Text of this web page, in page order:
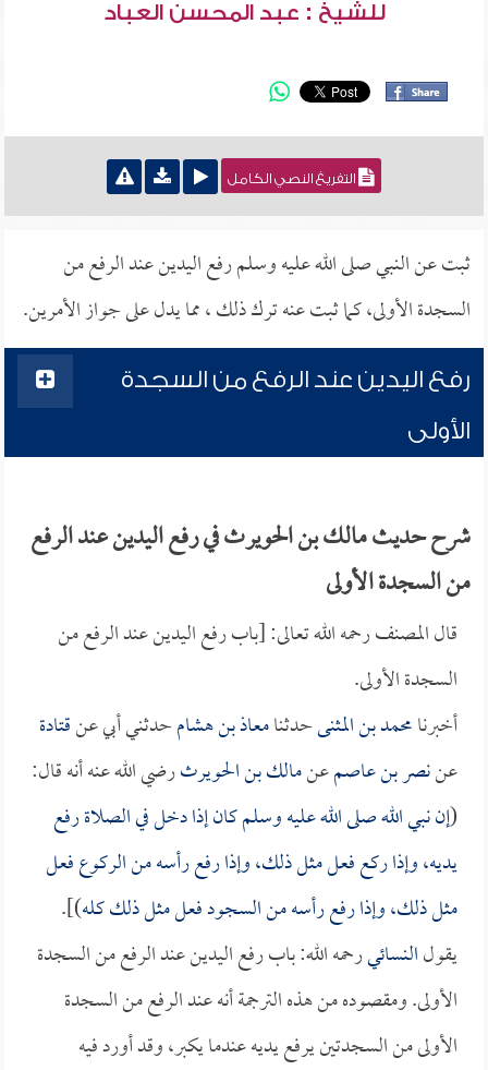
للشيخ : عبد المحسن العباد
التفريغ النصي الكامل
ثبت عن النبي صلى الله عليه وسلم رفع اليدين عند الرفع من
السجدة الأولى، كما ثبت عنه ترك ذلك ، مما يدل على جواز الأمرين.
رفع اليدين عند الرفع من السجدة
الأولى
شرح حديث مالك بن الحويرث في رفع اليدين عند الرفع
من السجدة الأولى
قال المصنف رحمه الله تعالى: [باب رفع اليدين عند الرفع من
السجدة الأولى.
أخبرنامحمد بن المثنىحدثنامعاذ بن هشامحدثني أبي عنقتادة
عننصر بن عاصمعنمالك بن الحويرثرضي الله عنه أنه قال:
(إن نبي الله صلى الله عليه وسلم كان إذا دخل في الصلاة رفع
يديه، وإذا ركع فعل مثل ذلك، وإذا رفع رأسه من الركوع فعل
مثل ذلك، وإذا رفع رأسه من السجود فعل مثل ذلك كله)].
يقولالنسائيرحمه الله: باب رفع اليدين عند الرفع من السجدة
الأولى. ومقصوده من هذه الترجمة أنه عند الرفع من السجدة
الأولى من السجدتين يرفع يديه عندما يكبر، وقد أورد فيه